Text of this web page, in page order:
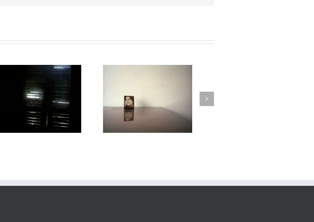
Passage #013 Passage #012